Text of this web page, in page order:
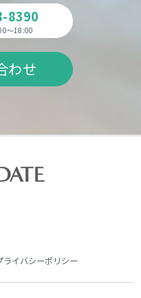
8390
～18:00
わせ
ライバシーポリシー